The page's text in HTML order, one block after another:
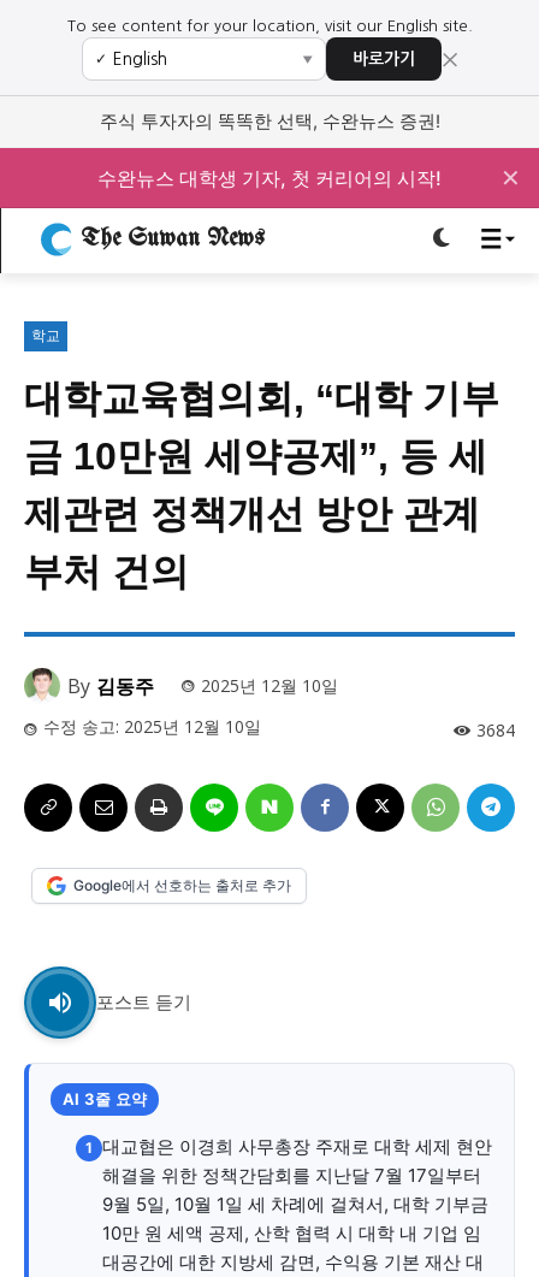
로그인하세요
특집 기사 바로가기 : 청소년 · 청년
사설/칼럼
지역 & 글로벌 뉴스
충청지역
세종지역 경상지역
전라지역
ENG 中文 日文
커뮤니티
자유게시판
서비스 & 앱
수완뉴스 추천 서비스
로그인하세요
특집 기사 바로가기 : 청소년 · 청년
사설/칼럼
지역 & 글로벌 뉴스
서울전역 인천지역 경기지역 강원지역
충청지역 세종지역 경상지역
전라지역
ENG 中文 日文
커뮤니티
자유게시판
서비스 & 앱
수완뉴스 추천 서비스
To see content for your location, visit our English site.
✓ ▼ 바로가기 ×
주식 투자자의 똑똑한 선택, 수완뉴스 증권!
수완뉴스 대학생 기자, 첫 커리어의 시작! ✕
The Suwan News
학교
대학교육협의회, “대학 기부
금 10만원 세약공제”, 등 세
제관련 정책개선 방안 관계
부처 건의
By 김동주
2025년 12월 10일
3684
수정 송고: 2025년 12월 10일
Google에서 선호하는 출처로 추가
포스트 듣기
AI 3줄 요약
1 대교협은 이경희 사무총장 주재로 대학 세제 현안
해결을 위한 정책간담회를 지난달 7월 17일부터
9월 5일, 10월 1일 세 차례에 걸쳐서, 대학 기부금
10만 원 세액 공제, 산학 협력 시 대학 내 기업 임
대공간에 대한 지방세 감면, 수익용 기본 재산 대